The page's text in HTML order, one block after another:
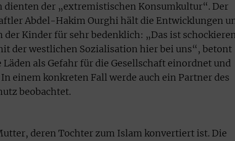
dienten der „extremistischen Konsumkultur“. Der
Abdel-Hakim Ourghi hält die Entwicklungen
Kinder für sehr bedenklich: „Das ist
der westlichen Sozialisation hier bei uns“, betont
als Gefahr für die Gesellschaft einordnet und
einem konkreten Fall werde auch ein Partner des
beobachtet.
deren Tochter zum Islam konvertiert ist. Die